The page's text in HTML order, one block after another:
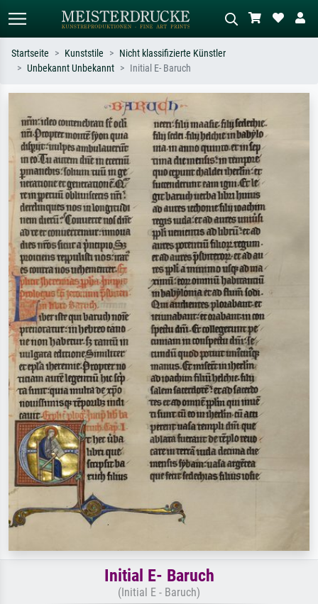
Suchen Sie nach Künstlern, Werktiteln
oder Stilen – z.B. Monet,
Sternennacht, Impressionismus, Welle
Hokusai, Akt.
Beschreiben Sie die Szene – z.B. Grüne
Wiese, Abstrakt mit viel Rot, Dunkles
Ölgemälde, Stehender Akt neben einem
Baum.
Startseite Kunststile
Nicht klassifizierte Künstler
Unbekannt Unbekannt
Initial E- Baruch
Initial E- Baruch
(Initial E - Baruch)